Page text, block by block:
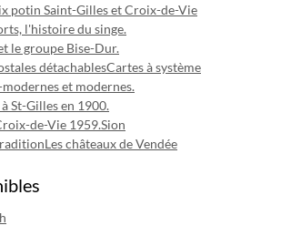
potin Saint-Gilles et Croix-de-Vie
l'histoire du singe.
le groupe Bise-Dur.
détachablesCartes à système
et modernes.
St-Gilles en 1900.
de-Vie 1959.Sion
Les châteaux de Vendée